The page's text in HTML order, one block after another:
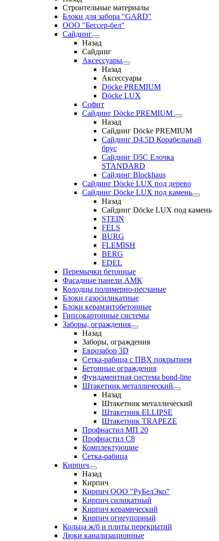
Строительные материалы
Блоки для забора "GARD"
ООО "Бессер-бел"
Сайдинг
Назад
Сайдинг
Аксессуары
Назад
Аксессуары
Döcke PREMIUM
Döcke LUX
Софит
Сайдинг Döcke PREMIUM
Назад
Сайдинг Döcke PREMIUM
Сайдинг D4.5D Корабельный
брус
Сайдинг D5С Елочка
STANDARD
Сайдинг Blockhaus
Сайдинг Döcke LUX под дерево
Сайдинг Döcke LUX под камень
Назад
Сайдинг Döcke LUX под камень
STEIN
FELS
BURG
FLEMISH
BERG
EDEL
Перемычки бетонные
Фасадные панели АМК
Колодцы полимерно-песчаные
Блоки газосиликатные
Блоки керамзитобетонные
Гипсокартонные системы
Заборы, ограждения
Назад
Заборы, ограждения
Еврозабор 3D
Сетка-рабица с ПВХ покрытием
Бетонные ограждения
Фундаментная система bond-line
Штакетник металлический
Назад
Штакетник металлический
Штакетник ELLIPSE
Штакетник TRAPEZE
Профнастил МП 20
Профнастил С8
Комплектующие
Сетка-рабица
Кирпич
Назад
Кирпич
Кирпич ООО "РуБелЭко"
Кирпич силикатный
Кирпич керамический
Кирпич огнеупорный
Кольца ж/б и плиты перекрытий
Люки канализационные